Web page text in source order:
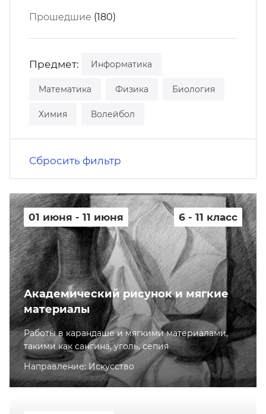
Прошедшие (180)
Предмет: Информатика
Математика Физика Биология
Химия Волейбол
Сбросить фильтр
01 июня - 11 июня 6 - 11 класс
Академический рисунок и мягкие
материалы
Работы в карандаше и мягкими материалами,
такими как сангина, уголь, сепия
Направление: Искусство